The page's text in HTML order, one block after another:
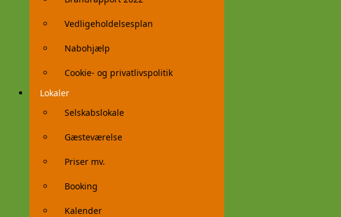
Vedligeholdelsesplan
Nabohjælp
Cookie- og privatlivspolitik
Lokaler
Selskabslokale
Gæsteværelse
Priser mv.
Booking
Kalender